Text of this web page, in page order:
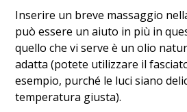
Inserire un breve massaggio
può essere un aiuto in più in
quello che vi serve è un olio
adatta (potete utilizzare il
esempio, purché le luci siano
temperatura giusta).